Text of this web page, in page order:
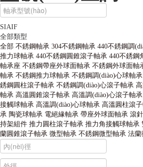
SIAIF
全部類型
全部 不銹鋼軸承 304不銹鋼軸承 440不銹鋼調
推力球軸承 440不銹鋼圓錐滾子軸承 440不銹鋼
軸承座 不銹鋼帶座外球面軸承 不銹鋼外球面軸
軸承 不銹鋼推力球軸承 不銹鋼調(diào)心球軸承
銹鋼圓柱滾子軸承 不銹鋼調(diào)心滾子軸承
軸承 高溫圓錐滾子軸承 高溫調(diào)心滾子軸承
接觸球軸承 高溫調(diào)心球軸承 高溫圓柱滾
承 陶瓷球軸承 電絕緣軸承 帶座外球面軸承 滾
持架組件 推力圓柱滾子軸承 推力角接觸球軸承
蘭圓錐滾子軸承 微型軸承 不銹鋼微型軸承 法蘭